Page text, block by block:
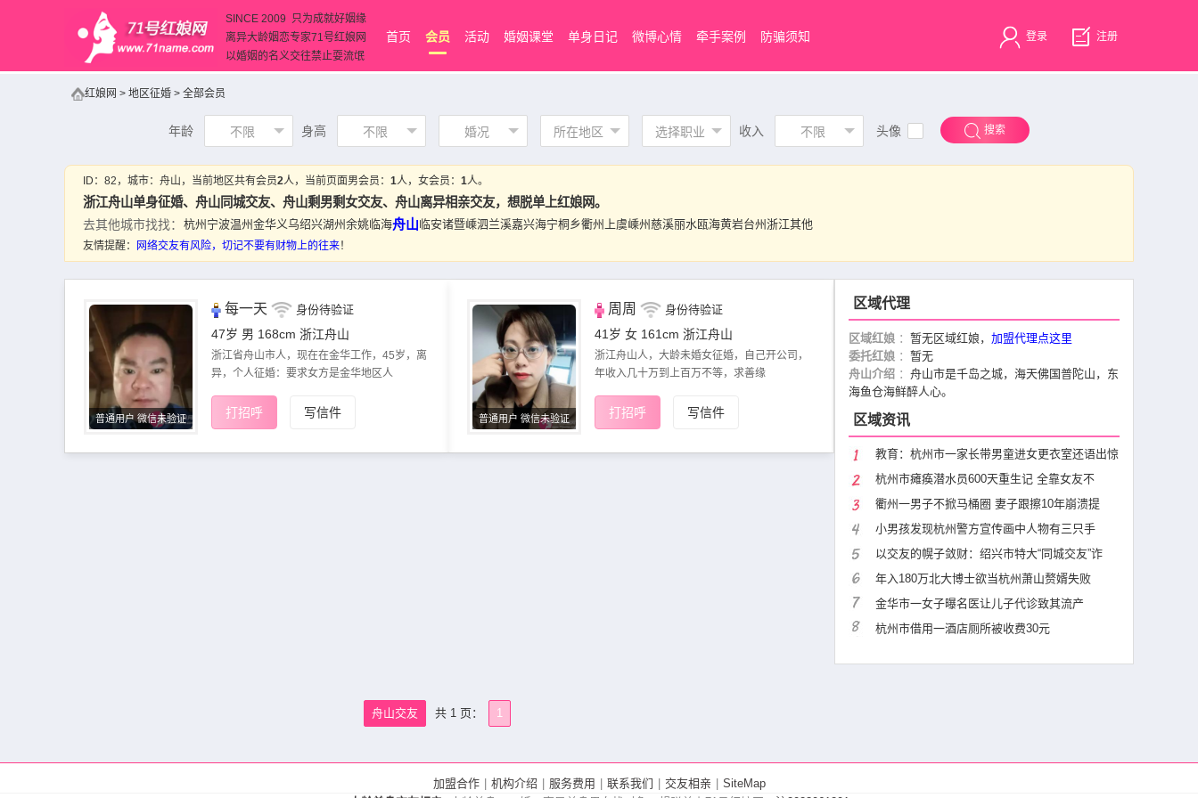
SINCE 2009 只为成就好姻缘
离异大龄姻恋专家71号红娘网
以婚姻的名义交往禁止耍流氓
首页 会员 活动 婚姻课堂 单身日记 微博心情 牵手案例 防骗须知 登录 注册
红娘网 > 地区征婚 > 全部会员
年龄 不限 身高 不限 婚况 所在地区 选择职业 收入 不限 头像 搜索
普通用户 微信未验证
每一天 身份待验证
47岁 男 168cm 浙江舟山
浙江省舟山市人，现在在金华工作，45岁，离
异，个人征婚：要求女方是金华地区人
打招呼 写信件 普通用户 微信未验证
周周 身份待验证
41岁 女 161cm 浙江舟山
浙江舟山人，大龄未婚女征婚，自己开公司，
年收入几十万到上百万不等，求善缘​‌
打招呼 写信件
区域代理
区域红娘 ： 暂无区域红娘， 加盟代理点这里
委托红娘 ： 暂无
舟山介绍 ： 舟山市是千岛之城，海天佛国普陀山，东
海鱼仓海鲜醉人心。
区域资讯
教育：杭州市一家长带男童进女更衣室还语出惊
杭州市瘫痪潜水员600天重生记 全靠女友不
衢州一男子不掀马桶圈 妻子跟擦10年崩溃提
小男孩发现杭州警方宣传画中人物有三只手
以交友的幌子敛财：绍兴市特大“同城交友”诈
年入180万北大博士欲当杭州萧山赘婿失败
金华市一女子曝名医让儿子代诊致其流产
杭州市借用一酒店厕所被收费30元
舟山交友 共 1 页： 1
ID： 82 ，城市： 舟山 ，当前地区共有会员2人，当前页面男会员： 1人，女会员： 1人。
浙江舟山单身征婚、 舟山同城交友、舟山剩男剩女交友、舟山离异相亲交友，想脱单上红娘网。
去其他城市找找： 杭州 宁波温州 金华义乌绍兴湖州 余姚临海舟山临安诸暨嵊泗 兰溪嘉兴海宁桐乡衢州 上虞嵊州 慈溪丽水瓯海黄岩台州 浙江其他
友情提醒： 网络交友有风险，切记不要有财物上的往来！
加盟合作 机构介绍 服务费用 联系我们 交友相亲
SiteMap